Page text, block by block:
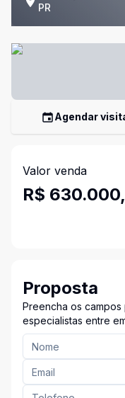
PR
Agendar
Valor venda
R$
Proposta
Preencha os
especialistas entre